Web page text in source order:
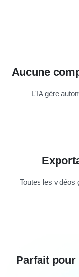
Aucune
L'IA gère
Toutes les vidéos
Parfait pour